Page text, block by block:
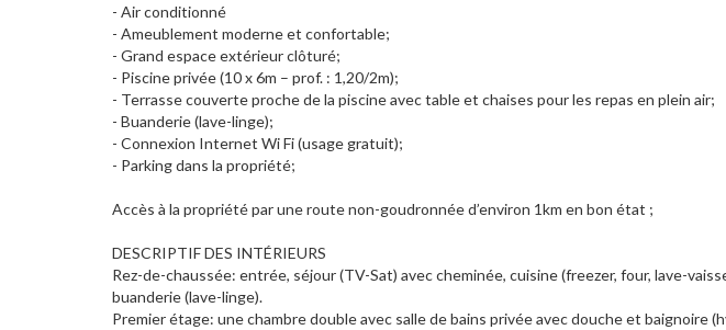
- Air conditionné
- Ameublement moderne et confortable;
- Grand espace extérieur clôturé;
- Piscine privée (10 x 6m – prof. : 1,20/2m);
- Terrasse couverte proche de la piscine avec table et chaises pour les repas en plein air;
- Buanderie (lave-linge);
- Connexion Internet Wi Fi (usage gratuit);
- Parking dans la propriété;
Accès à la propriété par une route non-goudronnée d’environ 1km en bon état ;
DESCRIPTIF DES INTÉRIEURS
Rez-de-chaussée: entrée, séjour (TV-Sat) avec cheminée, cuisine (freezer, four, lave-
buanderie (lave-linge).
Premier étage: une chambre double avec salle de bains privée avec douche et baignoire